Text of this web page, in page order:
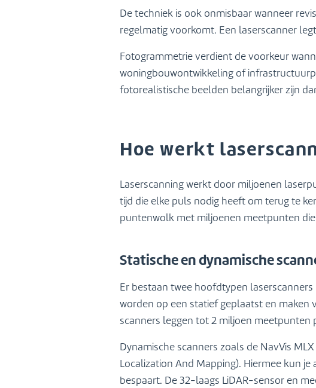
De techniek is ook onmisbaar wanneer
regelmatig voorkomt. Een laserscanner
Fotogrammetrie verdient de voorkeur
woningbouwontwikkeling of
fotorealistische beelden belangrijker zijn
Hoe werkt
Laserscanning werkt door miljoenen
tijd die elke puls nodig heeft om terug te
puntenwolk met miljoenen meetpunten
Statische en dynamische
Er bestaan twee hoofdtypen laserscanners
worden op een statief geplaatst en maken
scanners leggen tot 2 miljoen meetpunten
Dynamische scanners zoals de NavVis
Localization And Mapping). Hiermee kun
bespaart. De 32-laags LiDAR-sensor en